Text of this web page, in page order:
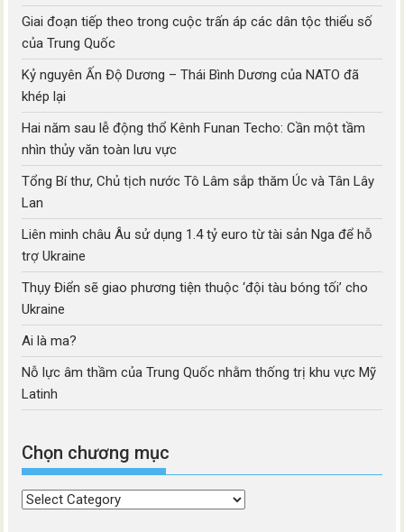
Giai đoạn tiếp theo trong cuộc trấn áp các dân tộc thiểu số
của Trung Quốc
Kỷ nguyên Ấn Độ Dương – Thái Bình Dương của NATO đã
khép lại
Hai năm sau lễ động thổ Kênh Funan Techo: Cần một tầm
nhìn thủy văn toàn lưu vực
Tổng Bí thư, Chủ tịch nước Tô Lâm sắp thăm Úc và Tân Lây
Lan
Liên minh châu Âu sử dụng 1.4 tỷ euro từ tài sản Nga để hỗ
trợ Ukraine
Thụy Điển sẽ giao phương tiện thuộc ‘đội tàu bóng tối’ cho
Ukraine
Ai là ma?
Nỗ lực âm thầm của Trung Quốc nhằm thống trị khu vực Mỹ
Latinh
Chọn chương mục
Chọn